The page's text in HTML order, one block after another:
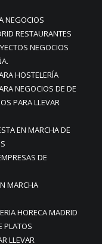
NEGOCIOS
RESTAURANTES
NEGOCIOS
HOSTELERÍA
NEGOCIOS DE DE
PARA LLEVAR
EN MARCHA DE
DE
MARCHA
HORECA MADRID
PLATOS
LLEVAR